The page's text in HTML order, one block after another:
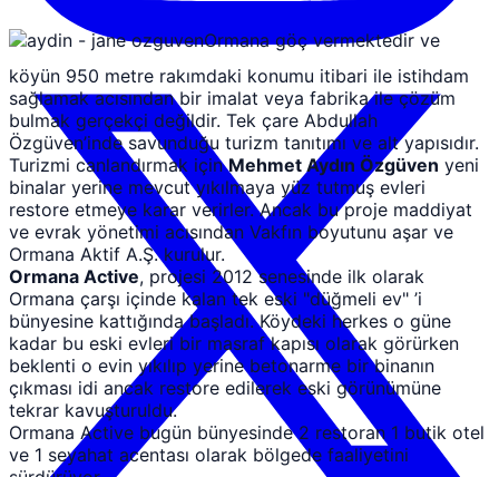
Ormana göç vermektedir ve
köyün 950 metre rakımdaki konumu itibari ile istihdam
sağlamak acısından bir imalat veya fabrika ile çözüm
bulmak gerçekçi değildir. Tek çare Abdullah
Özgüven’inde savunduğu turizm tanıtımı ve alt yapısıdır.
Turizmi canlandırmak içinMehmet Aydın Özgüven yeni
binalar yerine mevcut yıkılmaya yüz tutmuş evleri
restore etmeye karar verirler. Ancak bu proje maddiyat
ve evrak yönetimi acısından Vakfın boyutunu aşar ve
Ormana Aktif A.Ş. kurulur.
Ormana Active, projesi 2012 senesinde ilk olarak
Ormana çarşı içinde kalan tek eski "düğmeli ev" ’i
bünyesine kattığında başladı. Köydeki herkes o güne
kadar bu eski evleri bir masraf kapısı olarak görürken
beklenti o evin yıkılıp yerine betonarme bir binanın
çıkması idi ancak restore edilerek eski görünümüne
tekrar kavuşturuldu.
Ormana Active bugün bünyesinde 2 restoran 1 butik otel
ve 1 seyahat acentası olarak bölgede faaliyetini